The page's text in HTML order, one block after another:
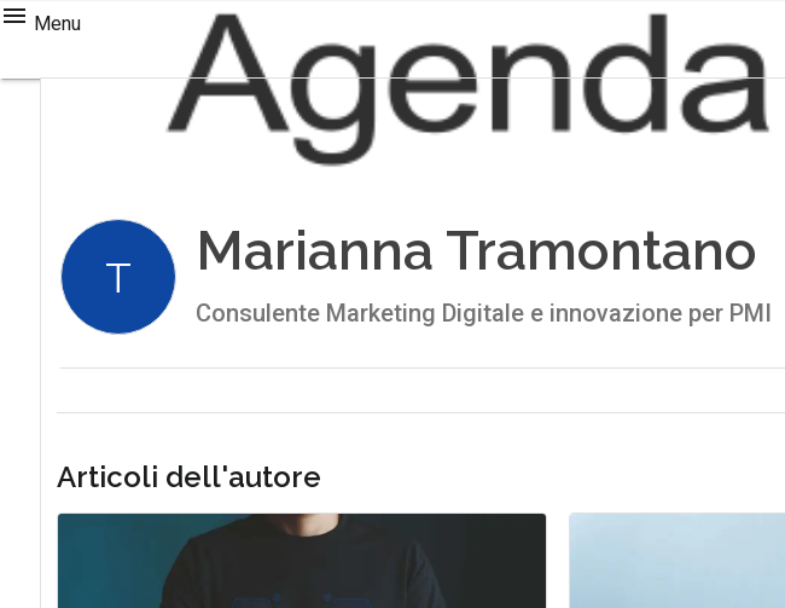
Menu
T Marianna Tramontano
Consulente Marketing Digitale e innovazione per PMI
Articoli dell'autore